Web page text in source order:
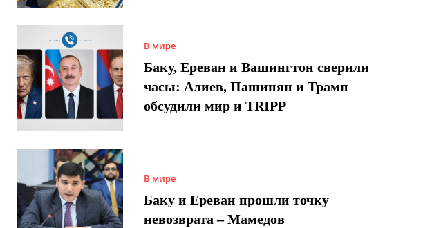
В мире
Баку, Ереван и Вашингтон сверили
часы: Алиев, Пашинян и Трамп
обсудили мир и TRIPP
В мире
Баку и Ереван прошли точку
невозврата – Мамедов